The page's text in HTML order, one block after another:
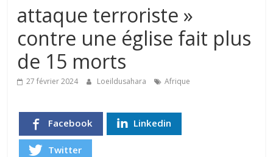
attaque terroriste »
contre une église fait plus
de 15 morts
27 février 2024 Loeildusahara Afrique
Facebook Linkedin
Twitter